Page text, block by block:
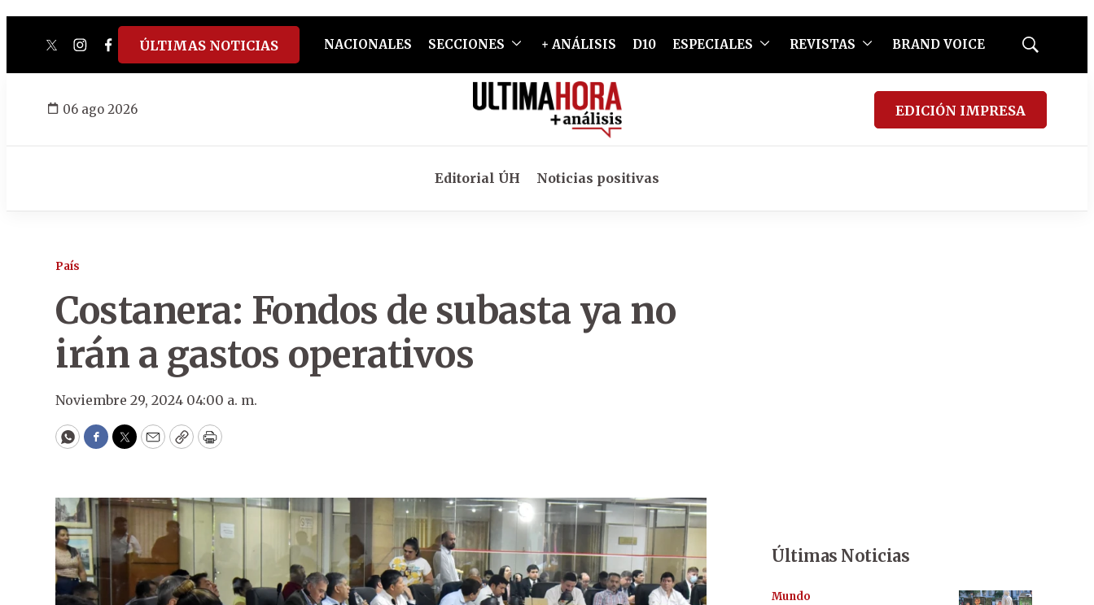
twitterinstagram
facebook
tiktokyoutube
spotify
ÚLTIMAS NOTICIAS NACIONALES SECCIONES + ANÁLISIS D10 ESPECIALES REVISTAS BRAND VOICE
Mostrar
06 ago 2026 EDICIÓN IMPRESA
Editorial ÚH Noticias positivas
País
Costanera: Fondos de subasta ya no
irán a gastos operativos
Noviembre 29, 2024 04:00 a. m.
WhatsApp
Facebook
Twitter
EmailCopyPrint
Últimas Noticias
Mundo